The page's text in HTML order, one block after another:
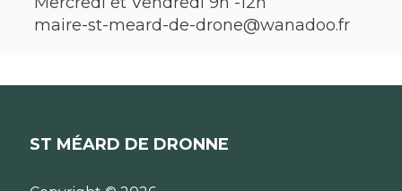
maire-st-meard-de-drone@wanadoo.fr
ST MÉARD DE DRONNE